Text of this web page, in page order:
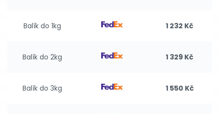
Balík do 1kg 1 232 Kč
Balík do 2kg 1 329 Kč
Balík do 3kg 1 550 Kč